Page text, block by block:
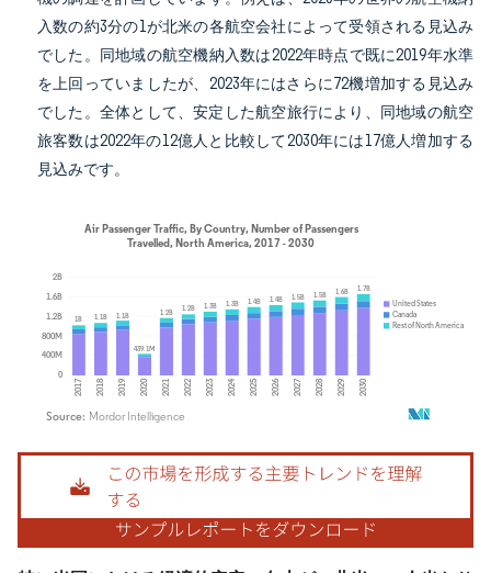
入数の約3分の1が北米の各航空会社によって受領される見込み
でした。同地域の航空機納入数は2022年時点で既に2019年水準
を上回っていましたが、2023年にはさらに72機増加する見込み
でした。全体として、安定した航空旅行により、同地域の航空
旅客数は2022年の12億人と比較して2030年には17億人増加する
見込みです。
画像 © Mordor Intelligence。再利用にはCC BY 4.0の表示が必要です。